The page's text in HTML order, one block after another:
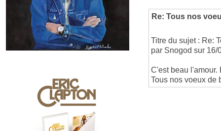
Re: Tous nos
Titre du sujet : Re:
par Snogod sur 16/
C'est beau l'amour.
Tous nos voeux de